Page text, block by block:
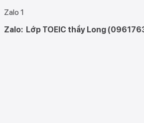
Zalo 1
Zalo: Lớp TOEIC thầy Long